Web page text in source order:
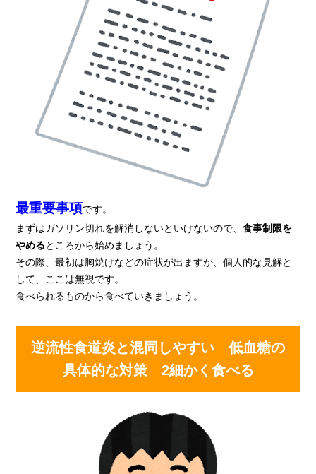
最重要事項です。
まずはガソリン切れを解消しないといけないので、食事制限を
やめるところから始めましょう。
その際、最初は胸焼けなどの症状が出ますが、個人的な見解と
して、ここは無視です。
食べられるものから食べていきましょう。
逆流性食道炎と混同しやすい 低血糖の
具体的な対策 2細かく食べる